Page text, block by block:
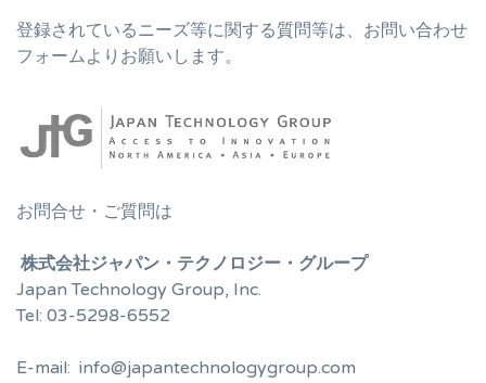
登録されているニーズ等に関する質問等は、お問い合わせ
フォームよりお願いします。
お問合せ・ご質問は
株式会社ジャパン・テクノロジー・グループ
Japan Technology Group, Inc.
Tel: 03-5298-6552
E-mail: info@japantechnologygroup.com